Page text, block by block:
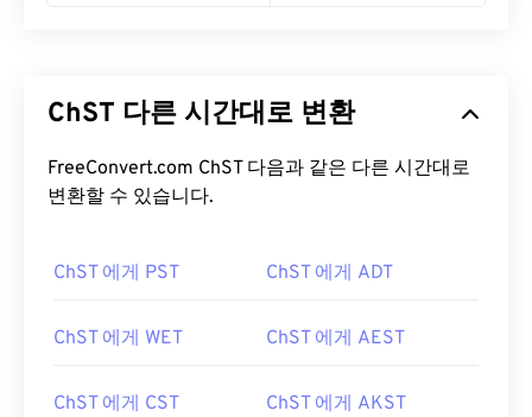
ChST 다른 시간대로 변환
FreeConvert.com ChST 다음과 같은 다른 시간대로
변환할 수 있습니다.
ChST 에게 PST ChST 에게 ADT
ChST 에게 WET ChST 에게 AEST
ChST 에게 CST ChST 에게 AKST